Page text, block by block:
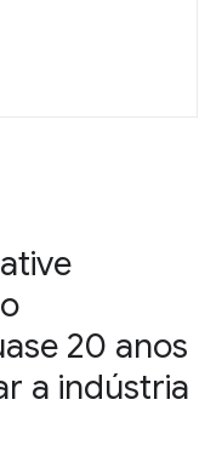
20 anos
a indústria